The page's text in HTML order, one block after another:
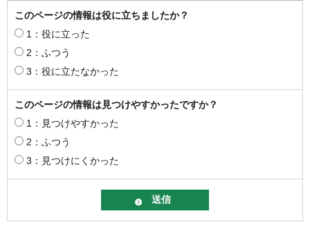
このページの情報は役に立ちましたか？
1：役に立った
2：ふつう
3：役に立たなかった
このページの情報は見つけやすかったですか？
1：見つけやすかった
2：ふつう
3：見つけにくかった